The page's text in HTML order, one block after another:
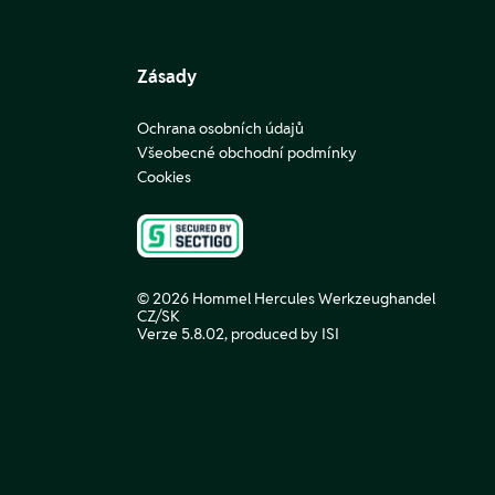
Zásady
Ochrana osobních údajů
Všeobecné obchodní podmínky
Cookies
© 2026 Hommel Hercules Werkzeughandel
CZ/SK
Verze 5.8.02, produced by ISI